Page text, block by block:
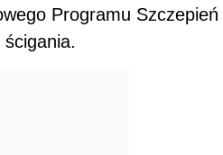
Programu Szczepień